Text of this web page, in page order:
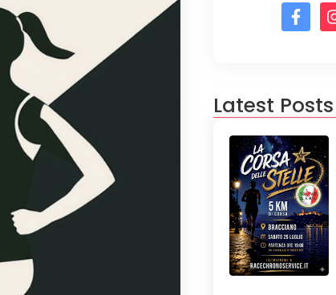
Latest Posts